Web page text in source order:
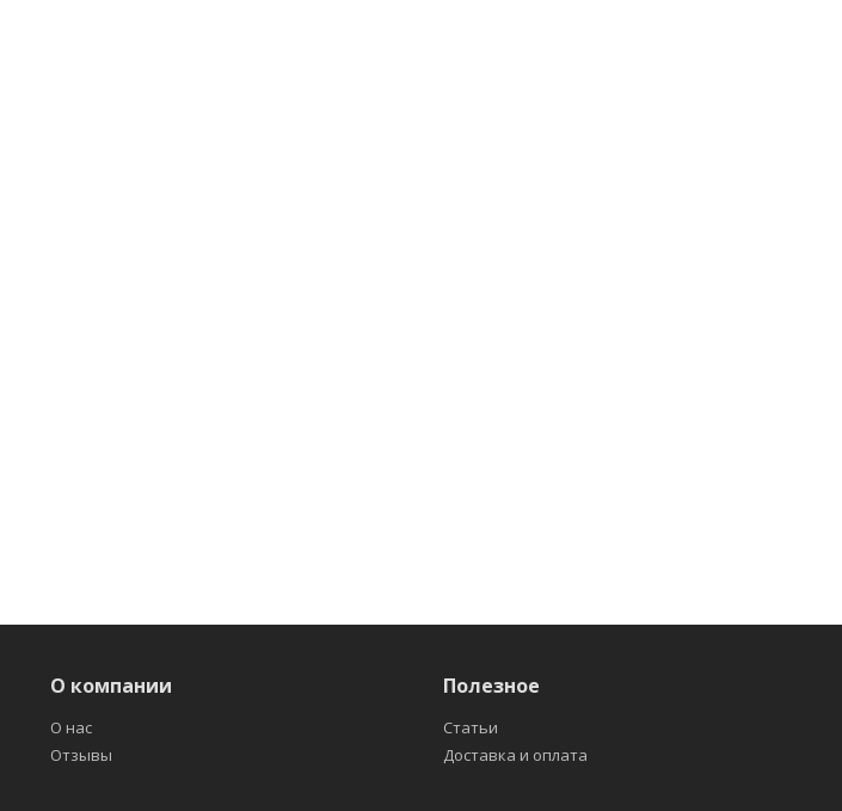
О компании
О нас
Отзывы
Полезное
Статьи
Доставка и оплата